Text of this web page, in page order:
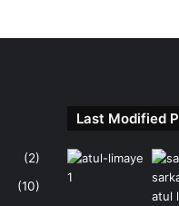
(2)
(10)
Last Modified